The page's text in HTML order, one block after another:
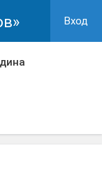
Вход